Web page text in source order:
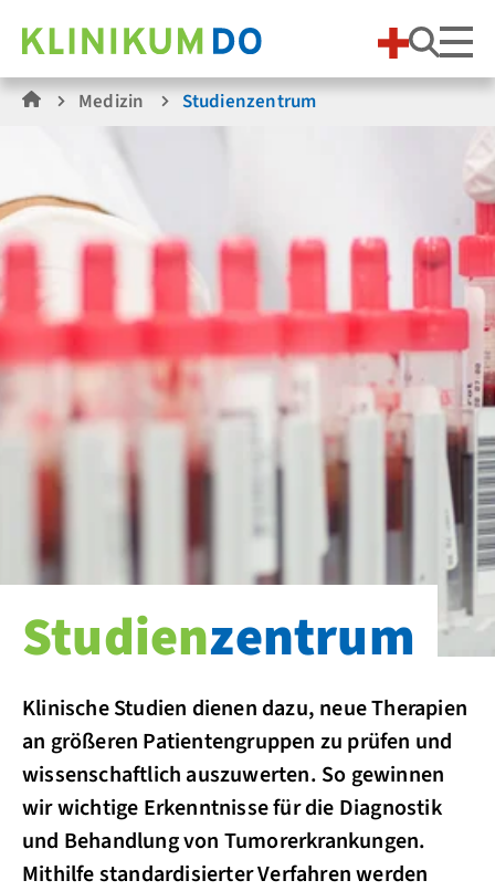
Medizin Studienzentrum
Studien­zentrum
Klinische Studien dienen dazu, neue Therapien
an größeren Patientengruppen zu prüfen und
wissenschaftlich auszuwerten. So gewinnen
wir wichtige Erkenntnisse für die Diagnostik
und Behandlung von Tumorerkrankungen.
Mithilfe standardisierter Verfahren werden